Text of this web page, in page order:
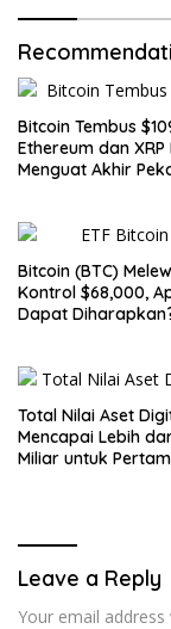
Bitcoin Tembus
Ethereum dan XRP
Menguat Akhir
Bitcoin (BTC)
Kontrol $68,000,
Dapat
Total Nilai Aset
Mencapai Lebih
Miliar untuk
Leave a Reply
Your email